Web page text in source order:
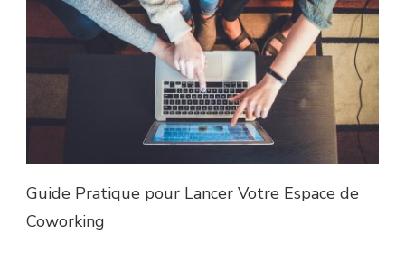
Guide Pratique pour Lancer Votre Espace de
Coworking